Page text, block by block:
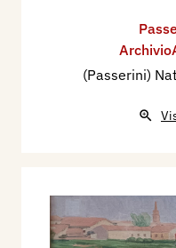
(Passerini)